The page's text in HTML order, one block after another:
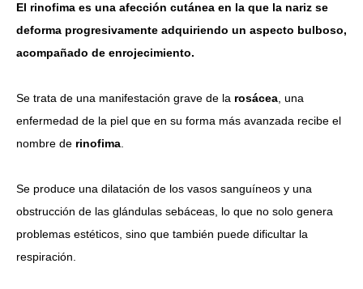
El rinofima es una afección cutánea en la que la nariz se
deforma progresivamente adquiriendo un aspecto bulboso,
acompañado de enrojecimiento.
Se trata de una manifestación grave de la rosácea , una
enfermedad de la piel que en su forma más avanzada recibe el
nombre de rinofima
Se produce una dilatación de los vasos sanguíneos y una
obstrucción de las glándulas sebáceas, lo que no solo genera
problemas estéticos, sino que también puede dificultar la
respiración.